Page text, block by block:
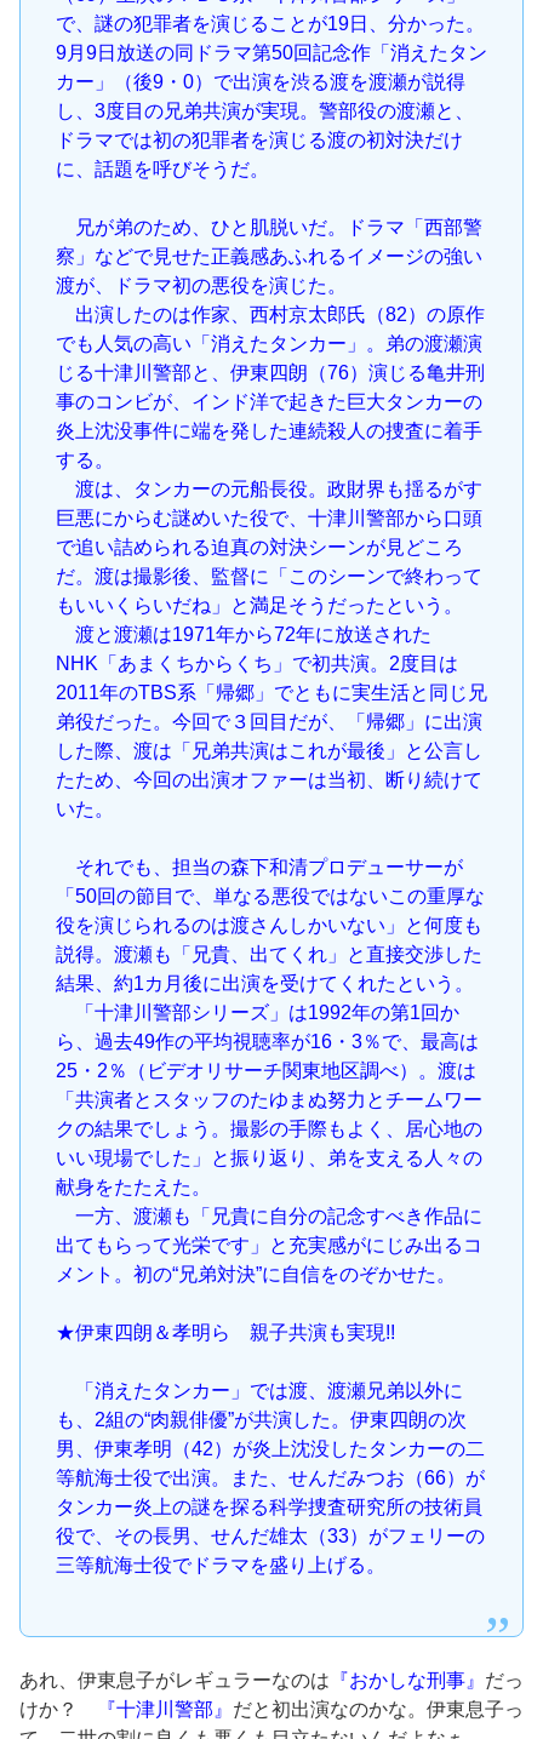
で、謎の犯罪者を演じることが19日、分かった。
9月9日放送の同ドラマ第50回記念作「消えたタン
カー」（後9・0）で出演を渋る渡を渡瀬が説得
し、3度目の兄弟共演が実現。警部役の渡瀬と、
ドラマでは初の犯罪者を演じる渡の初対決だけ
に、話題を呼びそうだ。
兄が弟のため、ひと肌脱いだ。ドラマ「西部警
察」などで見せた正義感あふれるイメージの強い
渡が、ドラマ初の悪役を演じた。
出演したのは作家、西村京太郎氏（82）の原作
でも人気の高い「消えたタンカー」。弟の渡瀬演
じる十津川警部と、伊東四朗（76）演じる亀井刑
事のコンビが、インド洋で起きた巨大タンカーの
炎上沈没事件に端を発した連続殺人の捜査に着手
する。
渡は、タンカーの元船長役。政財界も揺るがす
巨悪にからむ謎めいた役で、十津川警部から口頭
で追い詰められる迫真の対決シーンが見どころ
だ。渡は撮影後、監督に「このシーンで終わって
もいいくらいだね」と満足そうだったという。
渡と渡瀬は1971年から72年に放送された
NHK「あまくちからくち」で初共演。2度目は
2011年のTBS系「帰郷」でともに実生活と同じ兄
弟役だった。今回で３回目だが、「帰郷」に出演
した際、渡は「兄弟共演はこれが最後」と公言し
たため、今回の出演オファーは当初、断り続けて
いた。
それでも、担当の森下和清プロデューサーが
「50回の節目で、単なる悪役ではないこの重厚な
役を演じられるのは渡さんしかいない」と何度も
説得。渡瀬も「兄貴、出てくれ」と直接交渉した
結果、約1カ月後に出演を受けてくれたという。
「十津川警部シリーズ」は1992年の第1回か
ら、過去49作の平均視聴率が16・3％で、最高は
25・2％（ビデオリサーチ関東地区調べ）。渡は
「共演者とスタッフのたゆまぬ努力とチームワー
クの結果でしょう。撮影の手際もよく、居心地の
いい現場でした」と振り返り、弟を支える人々の
献身をたたえた。
一方、渡瀬も「兄貴に自分の記念すべき作品に
出てもらって光栄です」と充実感がにじみ出るコ
メント。初の“兄弟対決”に自信をのぞかせた。
★伊東四朗＆孝明ら 親子共演も実現!!
「消えたタンカー」では渡、渡瀬兄弟以外に
も、2組の“肉親俳優”が共演した。伊東四朗の次
男、伊東孝明（42）が炎上沈没したタンカーの二
等航海士役で出演。また、せんだみつお（66）が
タンカー炎上の謎を探る科学捜査研究所の技術員
役で、その長男、せんだ雄太（33）がフェリーの
三等航海士役でドラマを盛り上げる。
あれ、伊東息子がレギュラーなのは 『おかしな刑事』 だっ
けか？
『十津川警部』 だと初出演なのかな。伊東息子っ